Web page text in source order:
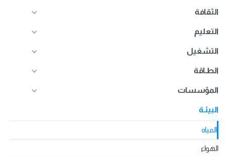
الثقافة
التعليم
التشغيل
الطـاقة
المؤسسات
البيئـة
المياه
الهواء